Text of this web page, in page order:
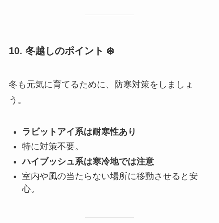
10. 冬越しのポイント ❄️
冬も元気に育てるために、防寒対策をしましょ
う。
ラビットアイ系は耐寒性あり
特に対策不要。
ハイブッシュ系は寒冷地では注意
室内や風の当たらない場所に移動させると安
心。